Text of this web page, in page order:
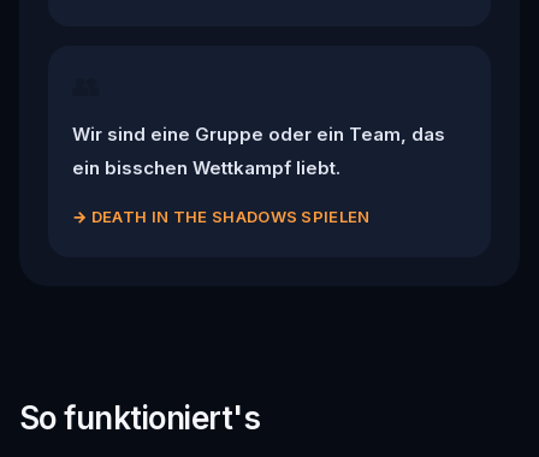
Wir sind eine Gruppe oder ein Team, das
ein bisschen Wettkampf liebt.
→ DEATH IN THE SHADOWS SPIELEN
So funktioniert's